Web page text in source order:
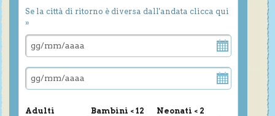
Se la città di ritorno è diversa dall'andata clicca qui
»
Adulti Bambini < 12 Neonati < 2